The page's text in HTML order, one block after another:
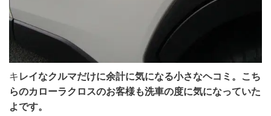
キ レイなクルマだけに余計に気になる小さなヘコミ。こち
らのカローラクロスのお客様も洗車の度に気になっていた
よです。